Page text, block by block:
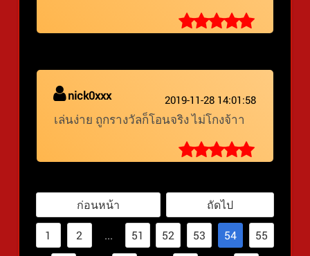
nick0xxx 2019-11-28 14:01:58
เล่นง่าย ถูกรางวัลก็โอนจริง ไม่โกงจ้าา
ก่อนหน้า ถัดไป
1 2 ... 51 52 53 54 55